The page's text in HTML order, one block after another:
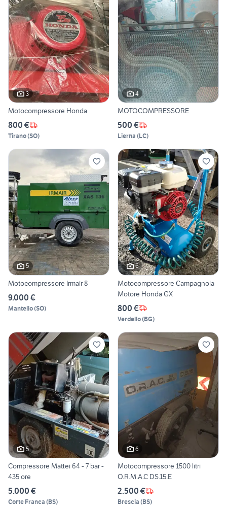
3
Motocompressore Honda
800 €
Tirano(SO)
4
MOTOCOMPRESSORE
500 €
Lierna (LC)
5
Motocompressore Irmair 8
9.000 €
Mantello(SO)
6
Motocompressore Campagnola
Motore Honda GX
800 €
Verdello(BG)
5
Compressore Mattei 64 - 7 bar -
435 ore
5.000 €
Corte Franca (BS)
6
Motocompressore 1500 litri
O.R.M.A.C DS.15.E
2.500 €
Brescia (BS)